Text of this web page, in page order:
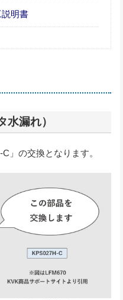
明書
水漏れ）
」の交換となります。